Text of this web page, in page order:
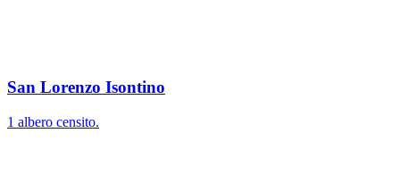
San Lorenzo Isontino
1 albero censito.